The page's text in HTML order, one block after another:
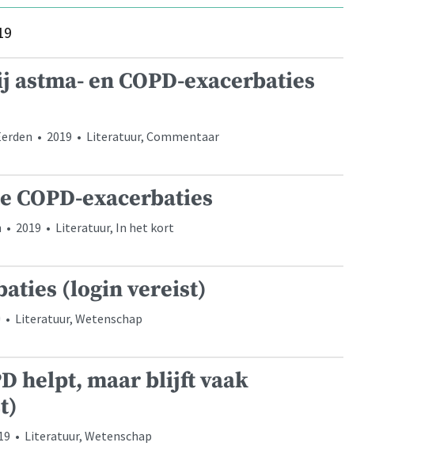
en COPD-exacerbaties
• 2019 • Literatuur, Commentaar
exacerbaties
• 2019 • Literatuur, In het kort
(login vereist)
• Literatuur, Wetenschap
helpt, maar blijft vaak
• Literatuur, Wetenschap